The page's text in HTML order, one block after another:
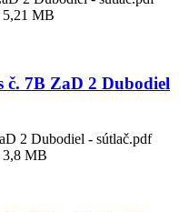
MB
č. 7B ZaD 2 Dubodiel
2 Dubodiel - sútlač.pdf
3,8 MB